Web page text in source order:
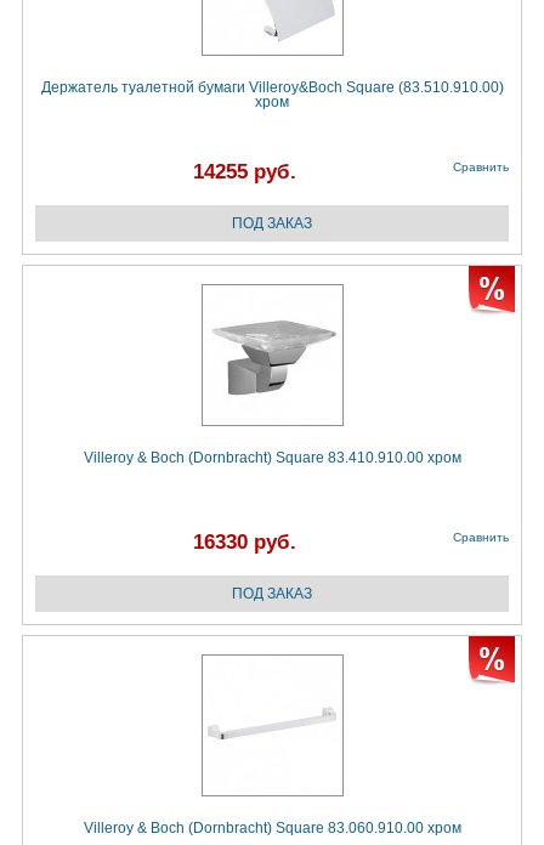
Держатель туалетной бумаги Villeroy&Boch Square (83.510.910.00)
хром
14255 руб. Сравнить
Villeroy & Boch (Dornbracht) Square 83.410.910.00 хром
16330 руб. Сравнить
Villeroy & Boch (Dornbracht) Square 83.060.910.00 хром